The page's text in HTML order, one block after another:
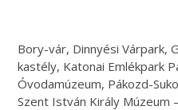
Bory-vár, Dinnyési Várpark,
kastély, Katonai Emlékpark
Óvodamúzeum, Pákozd-
Szent István Király Múzeum